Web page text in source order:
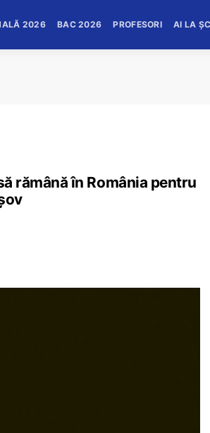
2026 BAC 2026 PROFESORI AI LA
rămână în România pentru